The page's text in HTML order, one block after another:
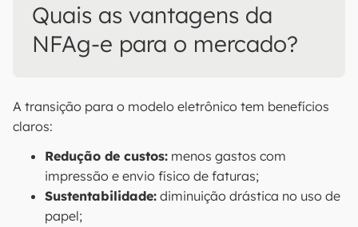
Quais as vantagens da
NFAg-e para o mercado?
A transição para o modelo eletrônico tem benefícios
claros:
Redução de custos: menos gastos com
impressão e envio físico de faturas;
Sustentabilidade: diminuição drástica no uso de
papel;